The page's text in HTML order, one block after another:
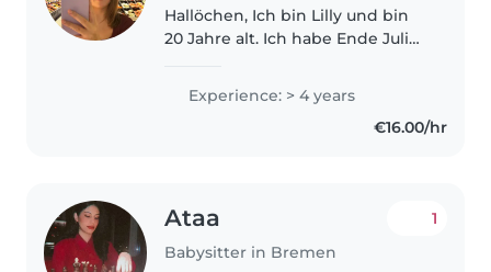
Hallöchen, Ich bin Lilly und bin
20 Jahre alt. Ich habe Ende Juli
Pflegefachkraft abgeschlossen
und suche jetzt eine Familie,
welche ich unterstützen kann ☺️.
Experience: > 4 years
€16.00/hr
Ataa
Babysitter in Bremen
1